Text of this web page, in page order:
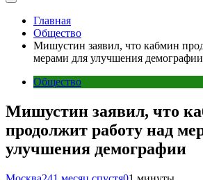
Главная
Общество
Мишустин заявил, что кабмин
мерами для улучшения демографии
Общество
Мишустин заявил, что
продолжит работу над
улучшения демографии